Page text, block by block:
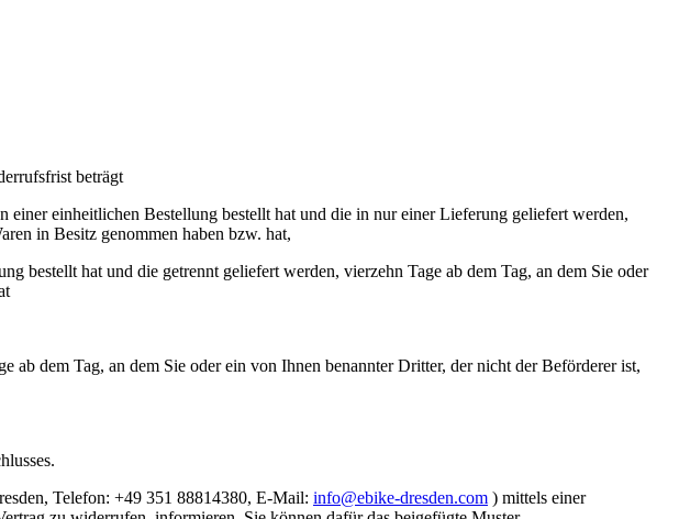
beträgt
einheitlichen Bestellung bestellt hat und die in nur einer Lieferung geliefert werden,
in Besitz genommen haben bzw. hat,
bestellt hat und die getrennt geliefert werden, vierzehn Tage ab dem Tag, an dem Sie oder
ab dem Tag, an dem Sie oder ein von Ihnen benannter Dritter, der nicht der Beförderer ist,
Telefon: +49 351 88814380, E-Mail: info@ebike-dresden.com ) mittels einer